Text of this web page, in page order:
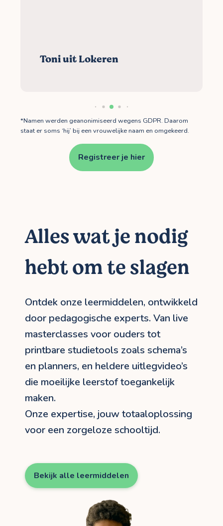
Toni uit Lokeren
*Namen werden geanonimiseerd wegens GDPR. Daarom
staat er soms ‘hij’ bij een vrouwelijke naam en omgekeerd.
Registreer je hier
Alles wat je nodig
hebt om te slagen
Ontdek onze leermiddelen, ontwikkeld
door pedagogische experts. Van live
masterclasses voor ouders tot
printbare studietools zoals schema’s
en planners, en heldere uitlegvideo’s
die moeilijke leerstof toegankelijk
maken.
Onze expertise, jouw totaaloplossing
voor een zorgeloze schooltijd.
Bekijk alle leermiddelen